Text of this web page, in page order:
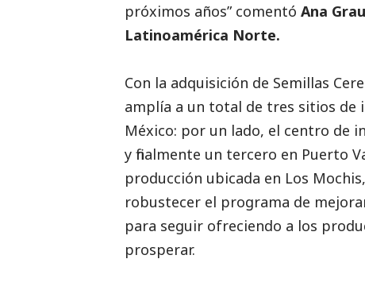
próximos años” comentó Ana Grau
Latinoamérica Norte.
Con la adquisición de Semillas
amplía a un total de tres sitios de
México: por un lado, el centro de
y finalmente un tercero en Puerto
producción ubicada en Los
robustecer el programa de
para seguir ofreciendo a los
prosperar.